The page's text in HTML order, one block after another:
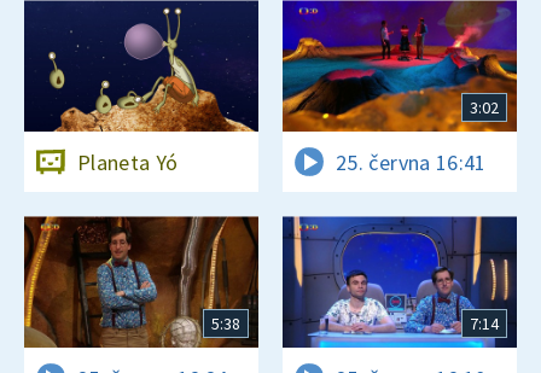
Planeta Yó
3:02
25. června 16:41
5:38 7:14